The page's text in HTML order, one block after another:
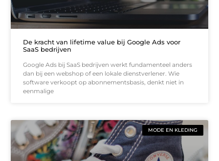
De kracht van lifetime value bij Google Ads voor
SaaS bedrijven
Google Ads bij SaaS bedrijven werkt fundamenteel anders
dan bij een webshop of een lokale dienstverlener. Wie
software verkoopt op abonnementsbasis, denkt niet in
eenmalige
MODE EN KLEDING